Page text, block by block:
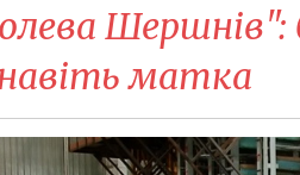
Шершнів":
матка